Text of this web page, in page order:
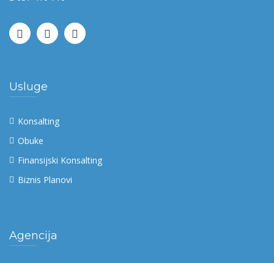
Usluge
Konsalting
Obuke
Finansijski Konsalting
Biznis Planovi
Agencija